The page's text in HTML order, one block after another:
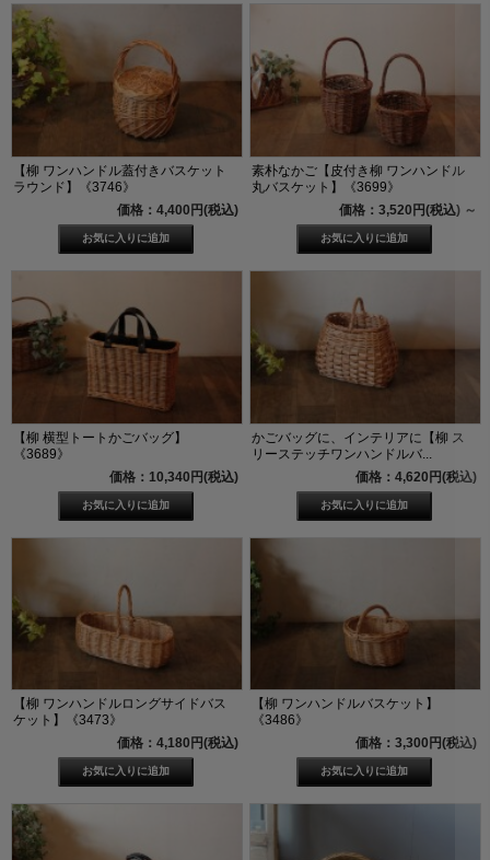
【柳 ワンハンドル蓋付きバスケット
ラウンド】《3746》
価格：4,400円(税込)
素朴なかご【皮付き柳 ワンハンドル
丸バスケット】《3699》
価格：3,520円(税込) ～
【柳 横型トートかごバッグ】
《3689》
価格：10,340円(税込)
かごバッグに、インテリアに【柳 ス
リーステッチワンハンドルバ...
価格：4,620円(税込)
【柳 ワンハンドルロングサイドバス
ケット】《3473》
価格：4,180円(税込)
【柳 ワンハンドルバスケット】
《3486》
価格：3,300円(税込)